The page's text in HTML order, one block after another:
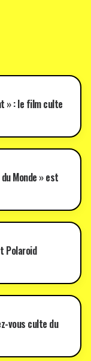
» : le film culte
Monde » est
Polaroid
vous culte du